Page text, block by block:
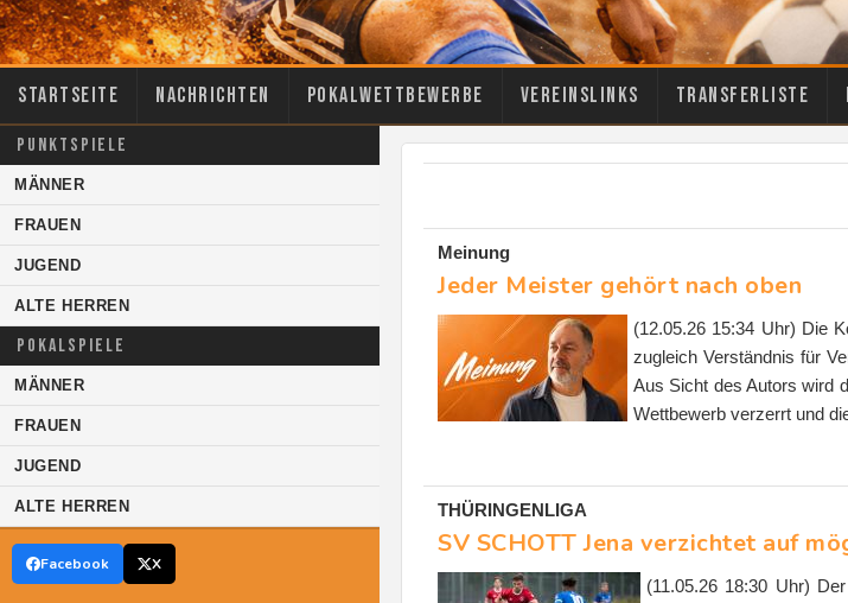
Startseite Nachrichten Pokalwettbewerbe Vereinslinks Transferliste
PUNKTSPIELE
MÄNNER
FRAUEN
JUGEND
ALTE HERREN
POKALSPIELE
MÄNNER
FRAUEN
JUGEND
ALTE HERREN
Facebook X
Meinung
Jeder Meister gehört nach oben
(12.05.26 15:34 Uhr) Die
zugleich Verständnis für
Aus Sicht des Autors wird
Wettbewerb verzerrt und
THÜRINGENLIGA
SV SCHOTT Jena verzichtet auf
(11.05.26 18:30 Uhr)